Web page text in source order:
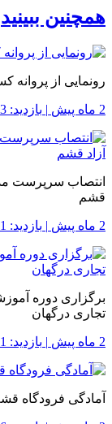
همچنین ببینید
رونمایی از
2 ماه پیش | بازدید: 153
انتصاب سرپرست
قشم
2 ماه پیش | بازدید: 341
برگزاری دوره
تجاری درگهان
2 ماه پیش | بازدید: 71
آمادگی فرودگاه